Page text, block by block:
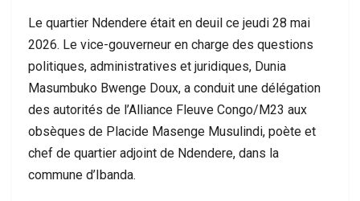
Le quartier Ndendere était en deuil ce jeudi 28 mai
2026. Le vice-gouverneur en charge des questions
politiques, administratives et juridiques, Dunia
Masumbuko Bwenge Doux, a conduit une délégation
des autorités de l’Alliance Fleuve Congo/M23 aux
obsèques de Placide Masenge Musulindi, poète et
chef de quartier adjoint de Ndendere, dans la
commune d’Ibanda.